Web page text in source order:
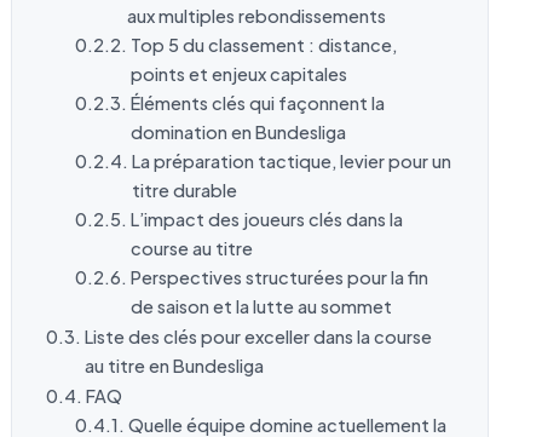
aux multiples rebondissements
Top 5 du classement : distance,
points et enjeux capitales
Éléments clés qui façonnent la
domination en Bundesliga
La préparation tactique, levier pour un
titre durable
L’impact des joueurs clés dans la
course au titre
Perspectives structurées pour la fin
de saison et la lutte au sommet
Liste des clés pour exceller dans la course
au titre en Bundesliga
FAQ
Quelle équipe domine actuellement la